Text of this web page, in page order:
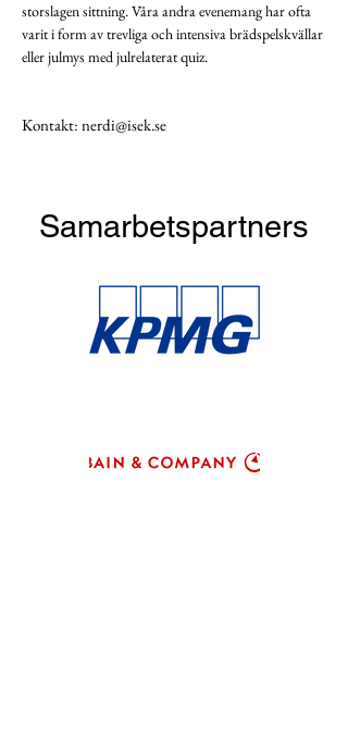
storslagen sittning. Våra andra evenemang har ofta
varit i form av trevliga och intensiva brädspelskvällar
eller julmys med julrelaterat quiz.
Kontakt: nerdi@isek.se
Samarbetspartners